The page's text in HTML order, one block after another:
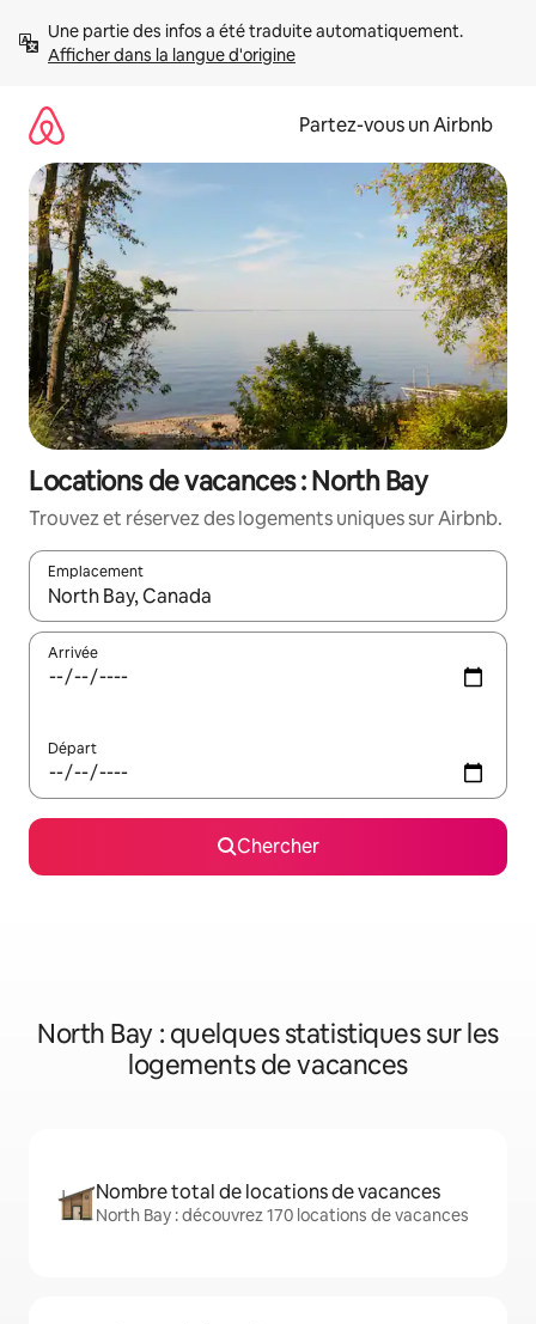
directement
Afficher dans la langue d'origine
Partez-vous un Airbnb
Locations de vacances : North Bay
Trouvez et réservez des logements uniques sur Airbnb.
Emplacement
Quand les résultats sont affichés, parcourez-les en utilisant
Arrivée
Départ
Chercher
North Bay : quelques statistiques sur les
logements de vacances
Nombre total de locations de vacances
North Bay : découvrez 170 locations de vacances